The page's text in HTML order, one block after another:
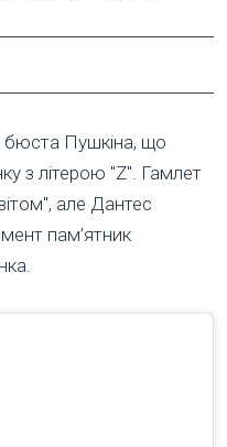
бюста Пушкіна, що
з літерою "Z". Гамлет
але Дантес
пам’ятник